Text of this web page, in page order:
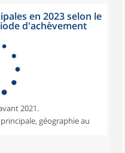
en 2023 selon le
d'achèvement
2021.
géographie au